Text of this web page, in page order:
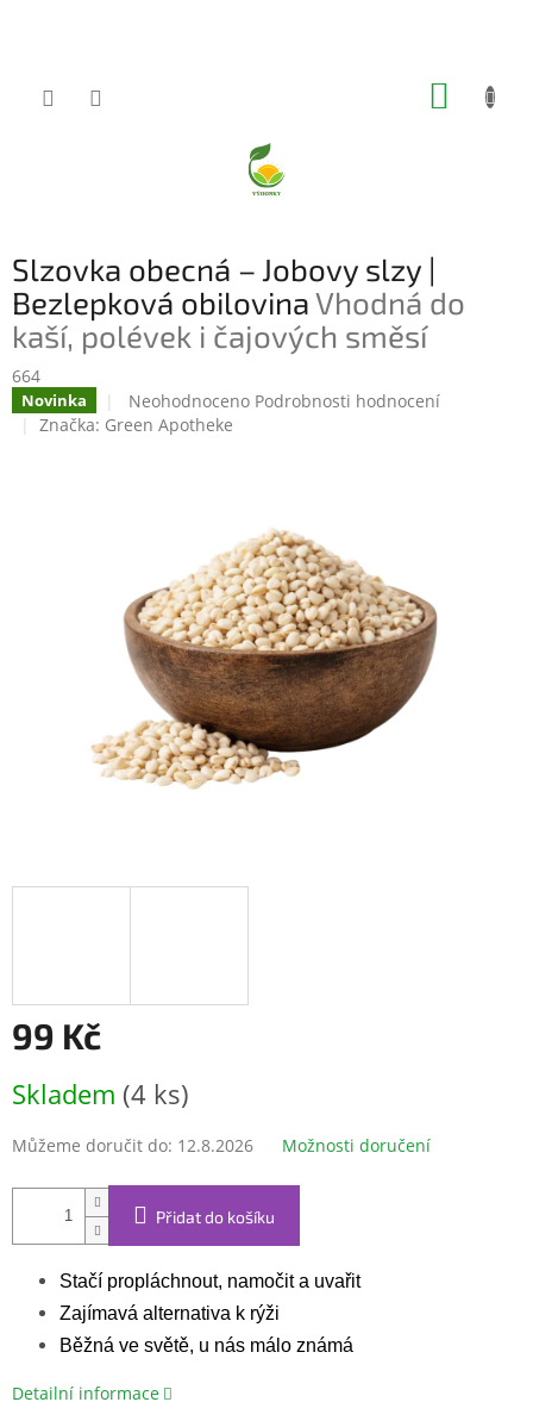
Slzovka obecná – Jobovy slzy |
Bezlepková obilovinaVhodná do
kaší, polévek i čajových směsí
664
Novinka
Průměrné
hodnocení
hvězdiček.
Neohodnoceno Podrobnosti hodnocení
Značka: Green Apotheke
99 Kč
cena:
Skladem (4 ks)
Můžeme doručit do: 12.8.2026 Možnosti doručení
Přidat do košíku
Stačí propláchnout, namočit a uvařit
Zajímavá alternativa k rýži
Běžná ve světě, u nás málo známá
Detailní informace